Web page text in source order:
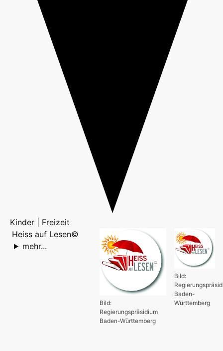
Kinder | Freizeit
Bild:
Baden-
Württemberg
Bild:
Regierungspräsidium
Baden-Württemberg
Heiss auf Lesen©
mehr...